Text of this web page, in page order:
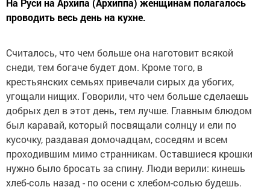
На Руси на Архипа (Архиппа) женщинам полагалось
проводить весь день на кухне.
Считалось, что чем больше она наготовит всякой
снеди, тем богаче будет дом. Кроме того, в
крестьянских семьях привечали сирых да убогих,
угощали нищих. Говорили, что чем больше сделаешь
добрых дел в этот день, тем лучше. Главным блюдом
был каравай, который посвящали солнцу и ели по
кусочку, раздавая домочадцам, соседям и всем
проходившим мимо странникам. Оставшиеся крошки
нужно было бросать за спину. Люди верили: кинешь
хлеб-соль назад - по осени с хлебом-солью будешь.